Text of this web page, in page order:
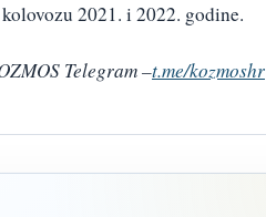
2021. i 2022. godine.
Telegram –t.me/kozmoshr